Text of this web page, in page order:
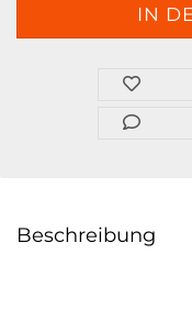
Beschreibung